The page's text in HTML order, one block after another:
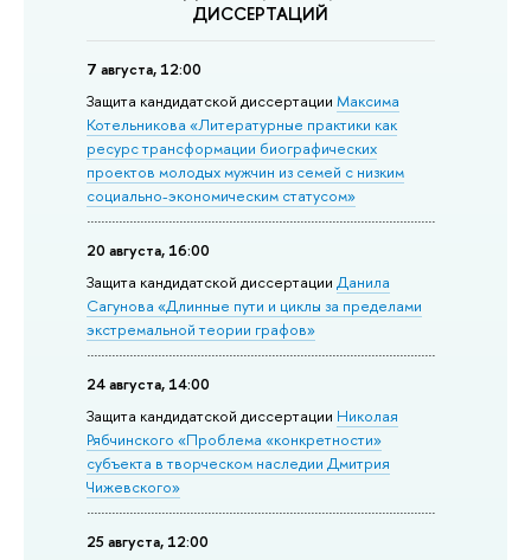
ДИССЕРТАЦИЙ
7 августа, 12:00
Защита кандидатской диссертацииМаксима
Котельникова «Литературные практики как
ресурс трансформации биографических
проектов молодых мужчин из семей с низким
социально-экономическим статусом»
20 августа, 16:00
Защита кан­ди­дат­ской диссертацииДанила
Сагунова «Длинные пути и циклы за пределами
экстремальной теории графов»
24 августа, 14:00
Защита кандидатской диссертации Николая
Рябчинского «Проблема «конкретности»
субъекта в творческом наследии Дмитрия
Чижевского»
25 августа, 12:00